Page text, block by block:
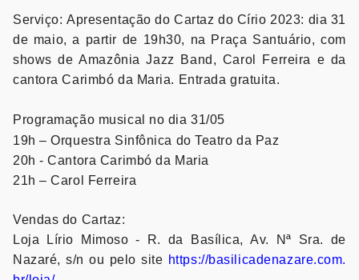
Serviço:Apresentação do Cartaz do Círio 2023: dia 31
de maio, a partir de 19h30, na Praça Santuário, com
shows de Amazônia Jazz Band, Carol Ferreira e da
cantora Carimbó da Maria. Entrada gratuita.
Programação musical no dia 31/05
19h – Orquestra Sinfônica do Teatro da Paz
20h - Cantora Carimbó da Maria
21h – Carol Ferreira
Vendas do Cartaz:
Loja Lírio Mimoso - R. da Basílica, Av. Nª Sra. de
Nazaré, s/n ou pelo site https://basilicadenazare.com.